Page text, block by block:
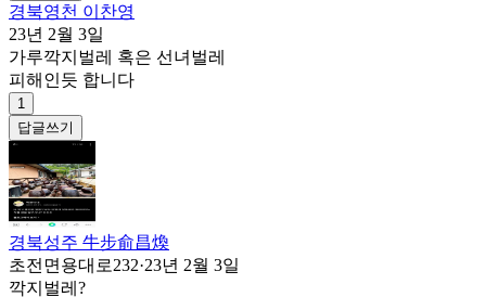
경북영천 이찬영
23년 2월 3일
가루깍지벌레 혹은 선녀벌레
피해인듯 합니다
1
답글쓰기
경북성주 牛步俞昌煥
초전면용대로232·23년 2월 3일
깍지벌레?